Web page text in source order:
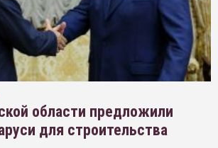
области предложили
для строительства